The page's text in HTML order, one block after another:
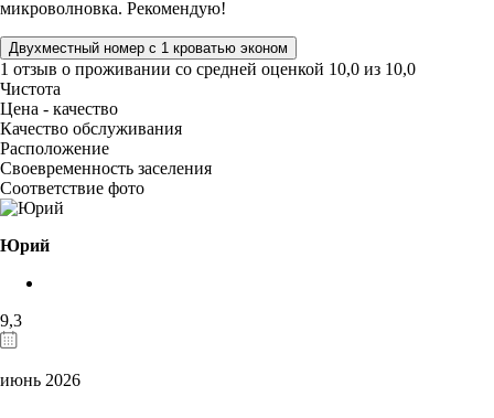
микроволновка. Рекомендую!
Двухместный номер с 1 кроватью эконом
1 отзыв о проживании со средней оценкой 10,0 из 10,0
Чистота
Цена - качество
Качество обслуживания
Расположение
Своевременность заселения
Соответствие фото
Юрий
9,3
июнь 2026